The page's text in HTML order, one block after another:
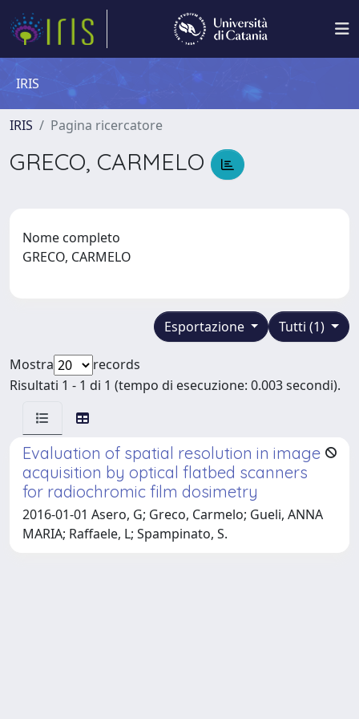
IRIS
IRIS Pagina ricercatore
GRECO, CARMELO
Nome completo
GRECO, CARMELO
Tutti (1)
Esportazione
Mostra
records
Risultati 1 - 1 di 1 (tempo di esecuzione: 0.003 secondi).
Evaluation of spatial resolution in image
acquisition by optical flatbed scanners
for radiochromic film dosimetry
2016-01-01 Asero, G; Greco, Carmelo; Gueli, ANNA
MARIA; Raffaele, L; Spampinato, S.